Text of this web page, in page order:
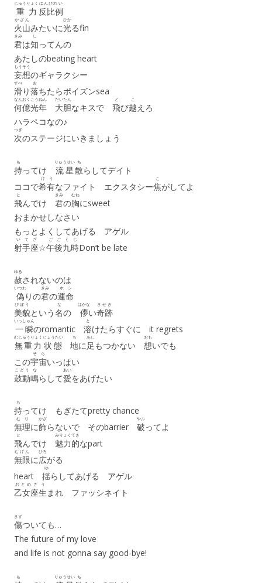
重力
じゅうりょく
反比例
はんぴれい
火山
かざん
みたいに光
ひか
るfin
君
きみ
は知
し
ってんの
あたしのbeating heart
妄想
もうそう
のギャラクシー
滑
すべ
り落
お
ちたらポイズンsea
何億
なんおく
光年
こうねん
大胆
だいたん
なキスで 飛
と
び越
こ
えろ
ハラペコなの♪
次
つぎ
のステージにいきましょう
持
も
ってけ 流星
りゅうせい
散
ち
らしてデイト
ココで希有
けう
なファイト エクスタシー焦
こ
がしてよ
飛
と
んでけ 君
きみ
の胸
むね
にsweet
おまかせしなさい
もっとよくしてあげる アゲル
射手座
いてざ
☆午後
ごご
九時
くじ
Don’t be late
赦
ゆる
されないのは
偽
いつわ
りの君
きみ
の運命
ホシ
美貌
びぼう
という名
な
の 儚
はかな
い奇跡
きせき
一瞬
いっしゅん
のromantic 溶
と
けたらすぐに it regrets
無重力
むじゅうりょく
状態
じょうたい
地
ち
に足
あし
もつかない 想
おも
いでも
この宇宙
そら
いっぱい
鼓動
こどう
鳴
な
らして愛
あい
をあげたい
持
も
ってけ もぎたてpretty chance
無理
むり
に飾
かざ
らないで そのbarrier 破
やぶ
ってよ
飛
と
んでけ 魅力的
みりょくてき
なpart
無限
むげん
に広
ひろ
がる
heart 揺
ゆ
らしてあげる アゲル
乙女座
おとめざ
生
う
まれ ファッシネイト
傷
きず
ついても…
The future of my love
and life is not gonna say good-bye!
も りゅうせい ち